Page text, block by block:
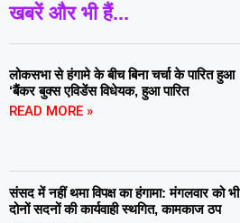
खबरें और भी हैं...
लोकसभा से हंगामे के बीच बिना चर्चा के पारित हुआ
‘बैंकर बुक्स एविडेंस विधेयक, हुआ पारित
READ MORE »
संसद में नहीं थमा विपक्ष का हंगामा: मंगलवार को भी
दोनों सदनों की कार्यवाही स्थगित, कामकाज ठप